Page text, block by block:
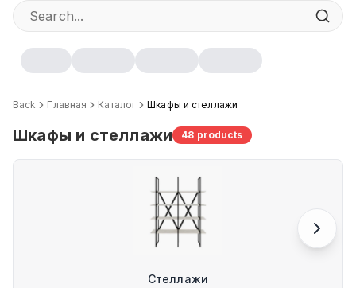
Back Главная Каталог Шкафы и стеллажи
Шкафы и стеллажи 48 products
Стеллажи